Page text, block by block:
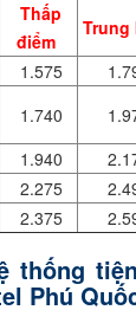
Thấp
điểm
Trung
1.575
1.740
1.940
2.275
2.375
thống
Phú